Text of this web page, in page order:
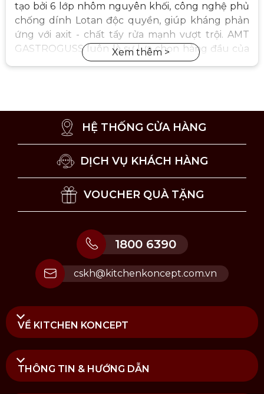
tạo bởi 6 lớp nhôm nguyên khối, công nghệ phủ
chống dính Lotan độc quyền, giúp kháng phản
ứng với axit - chất tẩy rửa mạnh vượt trội. AMT
GASTROGUSS luôn là sự lựa chọn hàng đầu của
đầu bếp chuyên nghiệp và tại gia ở Đức.
Logo thương hiệu AMT GASTROGUSS
2. Sản phẩm AMT GASTROGUSS tại
Kitchen Koncept
HỆ THỐNG CỬA HÀNG
DỊCH VỤ KHÁCH HÀNG
VOUCHER QUÀ TẶNG
1800 6390
cskh@kitchenkoncept.com.vn
VỀ KITCHEN KONCEPT
THÔNG TIN & HƯỚNG DẪN